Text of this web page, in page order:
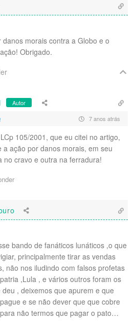
morais contra a Globo e o
Obrigado.
Autor
7 anos atrás
105/2001, que eu citei no artigo,
a ação por danos morais, em seu
no cravo e outra na ferradura!
bando de fanáticos lunáticos ,o que
principalmente tirar as vendas
não nos iludindo com falsos profetas
,Lula , e vários outros foram os
, deixemos que apurem e que
e se não dever que que cobre
não termos que pagar o pato…